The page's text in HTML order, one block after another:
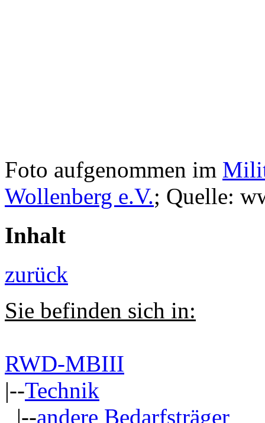
Foto aufgenommen im
Wollenberg e.V.; Quelle:
Inhalt
zurück
Sie befinden sich in:
RWD-MBIII
|--Technik
|--andere Bedarfsträger